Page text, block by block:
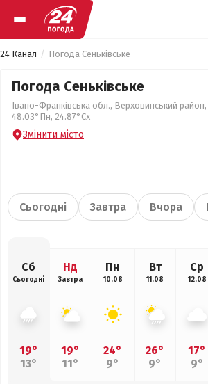
24 Канал Погода Сеньківське
Погода Сеньківське
Івано-Франківська обл., Верховинський район,
48.03°Пн, 24.87°Сх
Змінити місто
Сьогодні Завтра Вчора
Сб
Сьогодні
19°
13°
Нд
Завтра
19°
11°
Пн
10.08
24°
9°
Вт
11.08
26°
9°
Ср
12.08
17°
9°